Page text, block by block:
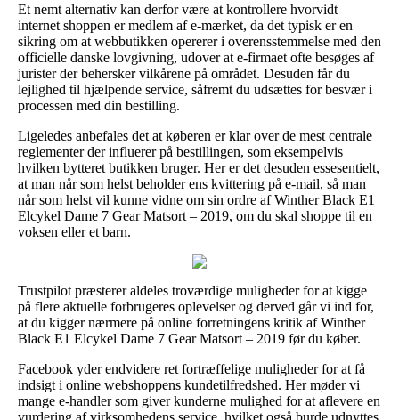
Et nemt alternativ kan derfor være at kontrollere hvorvidt
internet shoppen er medlem af e-mærket, da det typisk er en
sikring om at webbutikken opererer i overensstemmelse med den
officielle danske lovgivning, udover at e-firmaet ofte besøges af
jurister der behersker vilkårene på området. Desuden får du
lejlighed til hjælpende service, såfremt du udsættes for besvær i
processen med din bestilling.
Ligeledes anbefales det at køberen er klar over de mest centrale
reglementer der influerer på bestillingen, som eksempelvis
hvilken bytteret butikken bruger. Her er det desuden essesentielt,
at man når som helst beholder ens kvittering på e-mail, så man
når som helst vil kunne vidne om sin ordre af Winther Black E1
Elcykel Dame 7 Gear Matsort – 2019, om du skal shoppe til en
voksen eller et barn.
Trustpilot præsterer aldeles troværdige muligheder for at kigge
på flere aktuelle forbrugeres oplevelser og derved går vi ind for,
at du kigger nærmere på online forretningens kritik af Winther
Black E1 Elcykel Dame 7 Gear Matsort – 2019 før du køber.
Facebook yder endvidere ret fortræffelige muligheder for at få
indsigt i online webshoppens kundetilfredshed. Her møder vi
mange e-handler som giver kunderne mulighed for at aflevere en
vurdering af virksomhedens service, hvilket også burde udnyttes